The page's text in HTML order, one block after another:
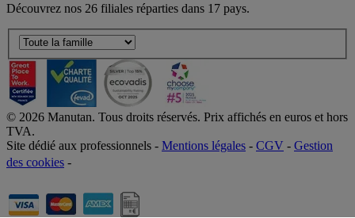
Découvrez nos 26 filiales réparties dans 17 pays.
© 2026 Manutan. Tous droits réservés. Prix affichés en euros et hors
TVA.
Site dédié aux professionnels - Mentions légales - CGV - Gestion
des cookies -